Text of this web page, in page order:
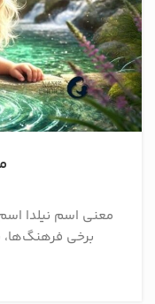
معنی اسم نیلدا
برخی فرهنگ‌ها،